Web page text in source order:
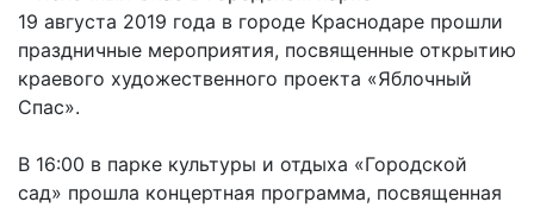
19 августа 2019 года в городе Краснодаре прошли
праздничные мероприятия, посвященные открытию
краевого художественного проекта «Яблочный
Спас».
В 16:00 в парке культуры и отдыха «Городской
сад» прошла концертная программа, посвященная